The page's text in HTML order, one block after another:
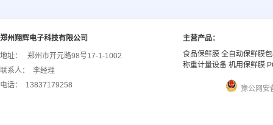
郑州翔辉电子科技有限公司
地址：
郑州市开元路98号17-1-1002
联系人：
李经理
电话：
13837179258
主营产品：
食品保鲜膜 全自动保鲜膜
称重计量设备 机用保鲜膜
豫公网安